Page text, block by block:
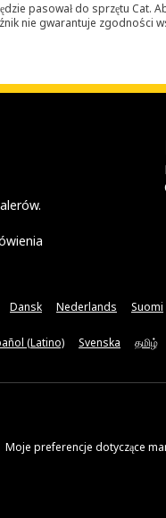
pasował do sprzętu Cat.
nie gwarantuje zgodności
Dansk Nederlands Suomi
(Latino) Svenska தமிழ்
Moje preferencje dotyczące